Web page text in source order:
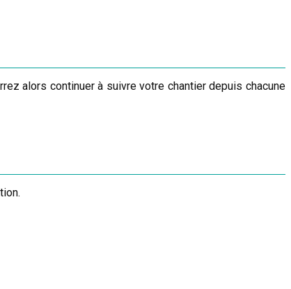
alors continuer à suivre votre chantier depuis chacune